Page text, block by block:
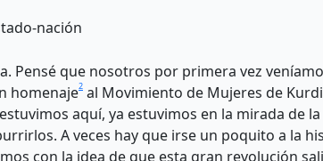
nación
Pensé que nosotros por primera vez
homenaje2 al Movimiento de Mujeres de
aquí, ya estuvimos en la mirada de
A veces hay que irse un poquito a la
con la idea de que esta gran revolución